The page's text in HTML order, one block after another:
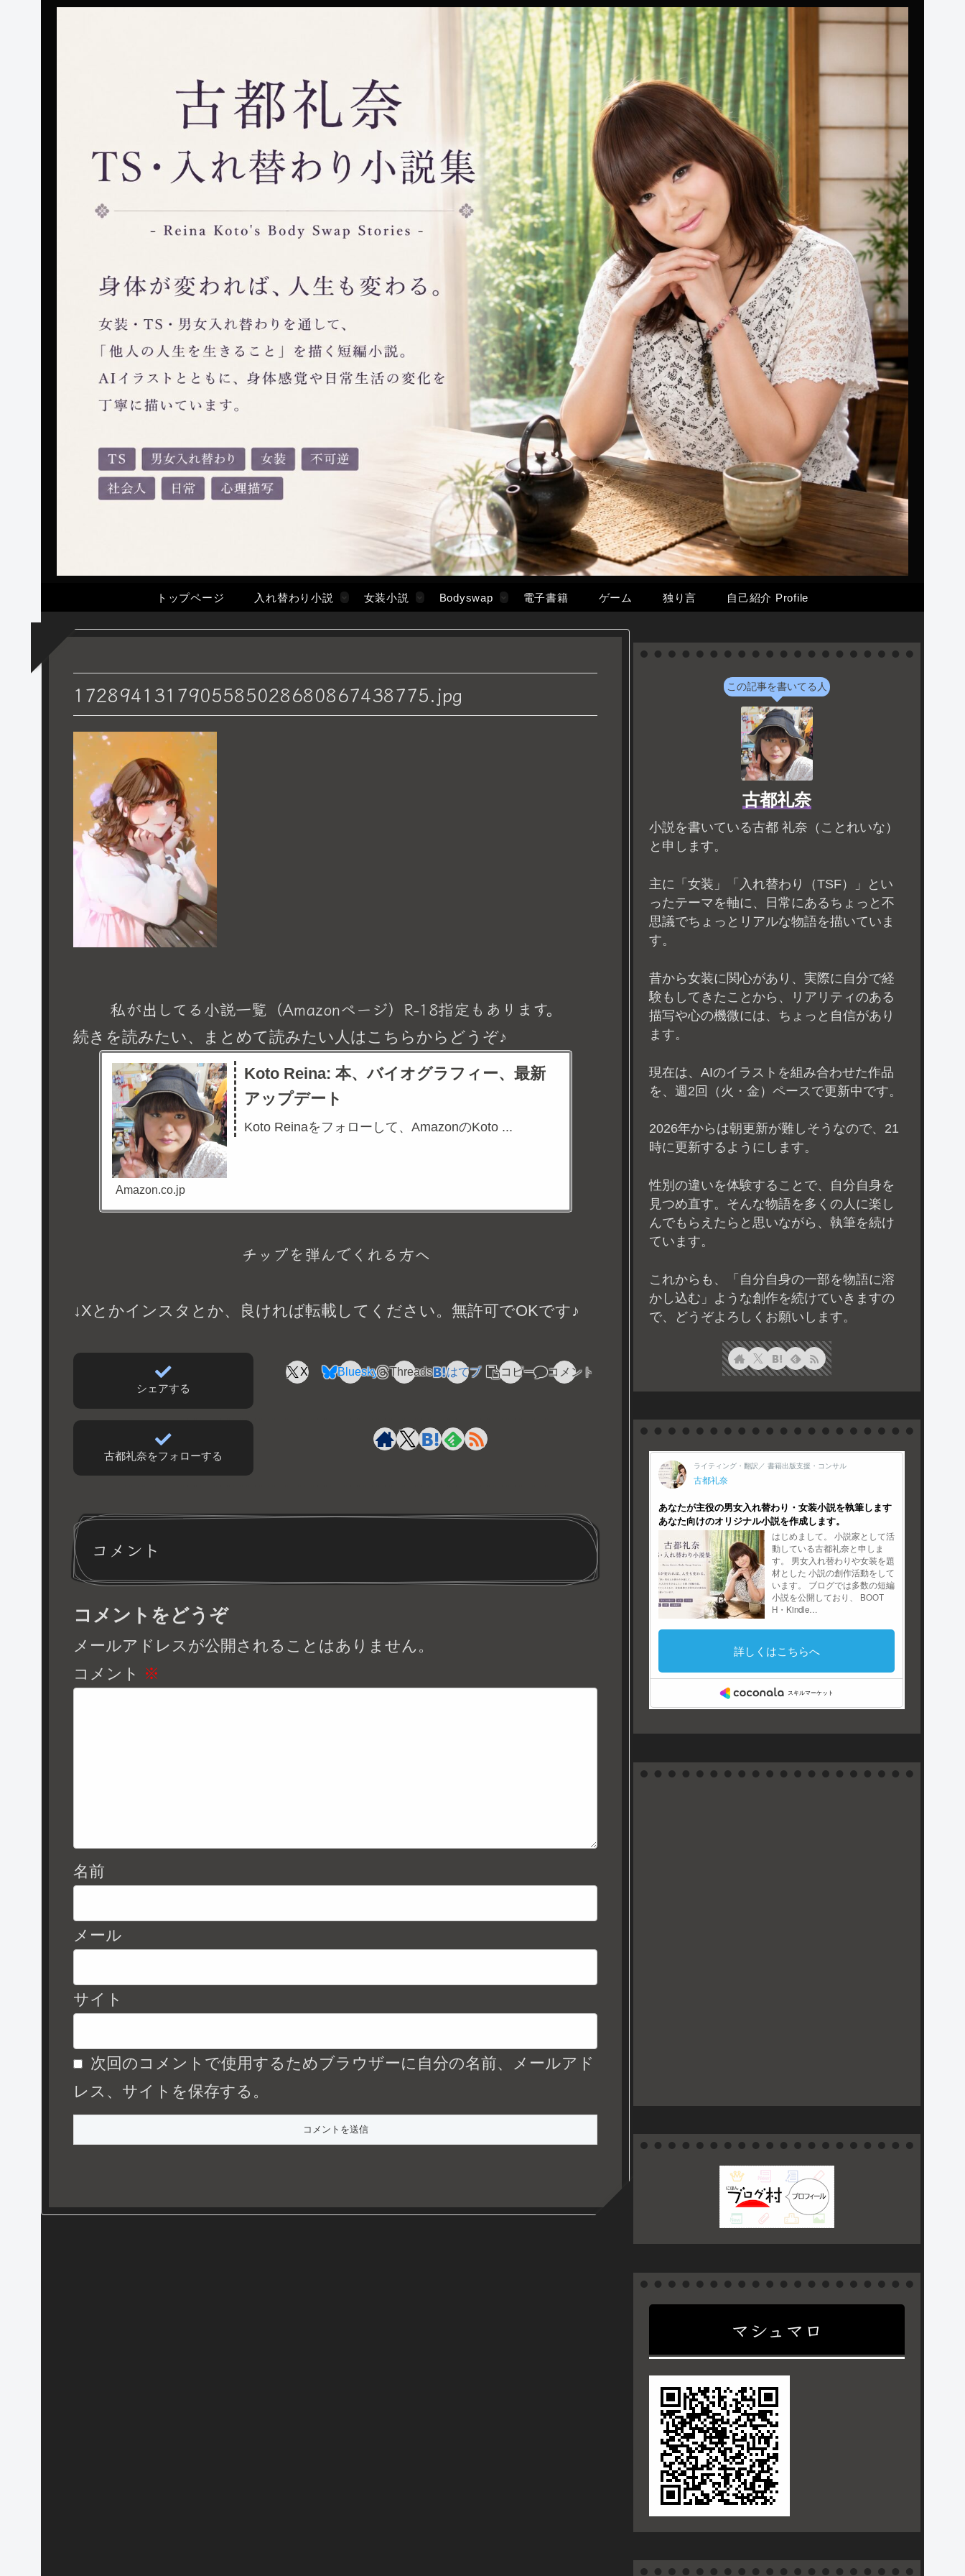
トップページ 入れ替わり小説 女装小説 Bodyswap 電子書籍 ゲーム 独り言 自己紹介 Profile
1728941317905585028680867438775.jpg
私が出してる小説一覧（Amazonページ）R-18指定もあります。
続きを読みたい、まとめて読みたい人はこちらからどうぞ♪
Koto Reina: 本、バイオグラフィー、最新
アップデート
Koto Reinaをフォローして、AmazonのKoto ...
Amazon.co.jp
チップを弾んでくれる方へ
↓Xとかインスタとか、良ければ転載してください。無許可でOKです♪
シェアする
X Bluesky Threads はてブ コピー コメント
古都礼奈をフォローする
コメント
コメントをどうぞ
メールアドレスが公開されることはありません。
コメント ※
名前
メール
サイト
次回のコメントで使用するためブラウザーに自分の名前、メールアド
レス、サイトを保存する。
この記事を書いてる人
古都礼奈
小説を書いている古都 礼奈（ことれいな）
と申します。
主に「女装」「入れ替わり（TSF）」とい
ったテーマを軸に、日常にあるちょっと不
思議でちょっとリアルな物語を描いていま
す。
昔から女装に関心があり、実際に自分で経
験もしてきたことから、リアリティのある
描写や心の機微には、ちょっと自信があり
ます。
現在は、AIのイラストを組み合わせた作品
を、週2回（火・金）ペースで更新中です。
2026年からは朝更新が難しそうなので、21
時に更新するようにします。
性別の違いを体験することで、自分自身を
見つめ直す。そんな物語を多くの人に楽し
んでもらえたらと思いながら、執筆を続け
ています。
これからも、「自分自身の一部を物語に溶
かし込む」ような創作を続けていきますの
で、どうぞよろしくお願いします。
マシュマロ